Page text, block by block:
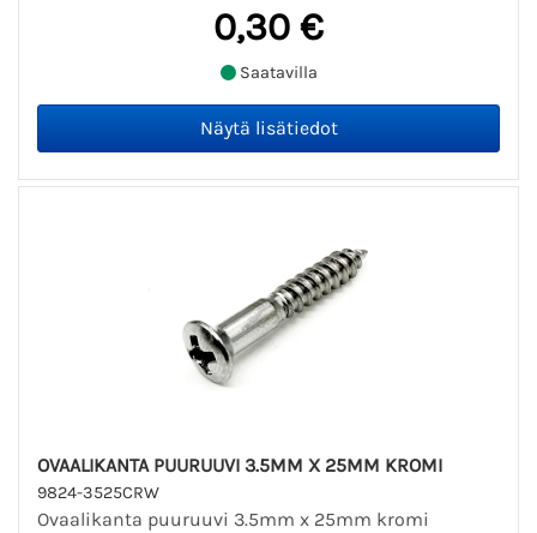
0,30 €
Saatavilla
OVAALIKANTA PUURUUVI 3.5MM X 25MM KROMI
9824-3525CRW
Ovaalikanta puuruuvi 3.5mm x 25mm kromi